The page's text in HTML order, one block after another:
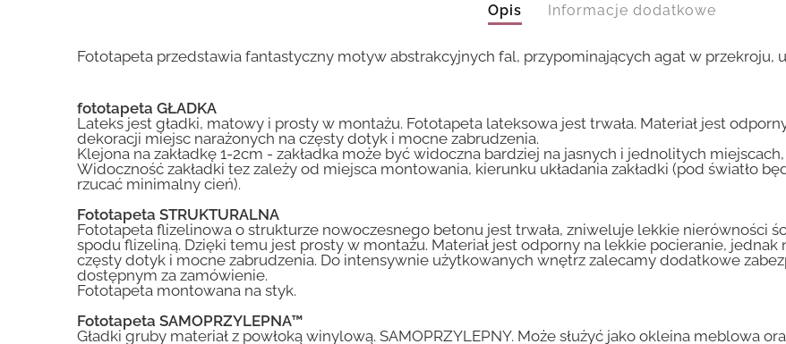
Opis Informacje dodatkowe
Fototapeta przedstawia fantastyczny motyw abstrakcyjnych fal, przypominających agat w przekroju,
fototapeta GŁADKA
Lateks jest gładki, matowy i prosty w montażu. Fototapeta lateksowa jest trwała. Materiał jest
dekoracji miejsc narażonych na częsty dotyk i mocne zabrudzenia.
Klejona na zakładkę 1-2cm - zakładka może być widoczna bardziej na jasnych i jednolitych
Widoczność zakładki tez zależy od miejsca montowania, kierunku układania zakładki (pod światło
rzucać minimalny cień).
Fototapeta STRUKTURALNA
Fototapeta flizelinowa o strukturze nowoczesnego betonu jest trwała, zniweluje lekkie nierówności
spodu flizeliną. Dzięki temu jest prosty w montażu. Materiał jest odporny na lekkie pocieranie,
częsty dotyk i mocne zabrudzenia. Do intensywnie użytkowanych wnętrz zalecamy dodatkowe
dostępnym za zamówienie.
Fototapeta montowana na styk.
Fototapeta SAMOPRZYLEPNA™
Gładki gruby materiał z powłoką winylową. SAMOPRZYLEPNY. Może służyć jako okleina meblowa